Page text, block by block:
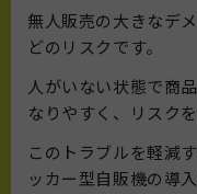
無人販売の大きなデ
どのリスクです。
人がいない状態で商
なりやすく、リスク
このトラブルを軽減
ッカー型自販機の導